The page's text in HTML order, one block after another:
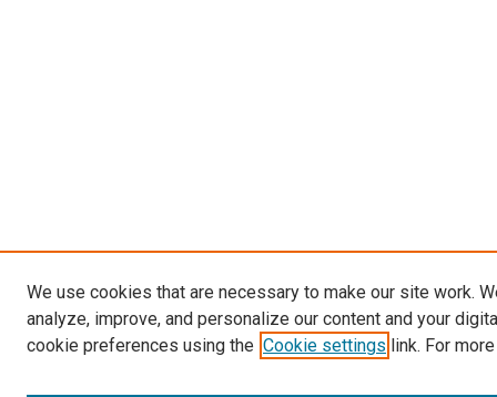
We use cookies that are necessary to make our site work.
analyze, improve, and personalize our content and your
cookie preferences using the Cookie settings link. For